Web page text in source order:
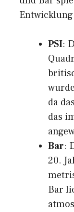
Entwicklung
PSI:
da
das
Bar:
20.
Bar